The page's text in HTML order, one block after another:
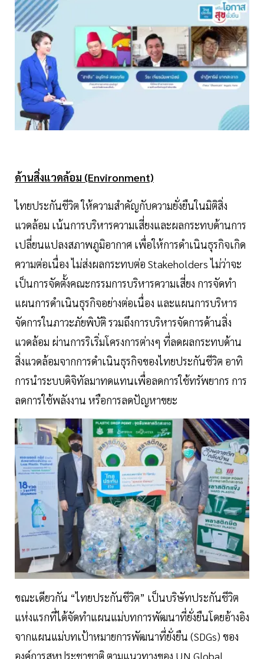
ด้านสิ่งแวดล้อม (Environment)
ไทยประกันชีวิต ให้ความสำคัญกับความยั่งยืนในมิติสิ่ง
แวดล้อม เน้นการบริหารความเสี่ยงและผลกระทบด้านการ
เปลี่ยนแปลงสภาพภูมิอากาศ เพื่อให้การดำเนินธุรกิจเกิด
ความต่อเนื่อง ไม่ส่งผลกระทบต่อ Stakeholders ไม่ว่าจะ
เป็นการจัดตั้งคณะกรรมการบริหารความเสี่ยง การจัดทำ
แผนการดำเนินธุรกิจอย่างต่อเนื่อง และแผนการบริหาร
จัดการในภาวะภัยพิบัติ รวมถึงการบริหารจัดการด้านสิ่ง
แวดล้อม ผ่านการริเริ่มโครงการต่างๆ ที่ลดผลกระทบด้าน
สิ่งแวดล้อมจากการดำเนินธุรกิจของไทยประกันชีวิต อาทิ
การนำระบบดิจิทัลมาทดแทนเพื่อลดการใช้ทรัพยากร การ
ลดการใช้พลังงาน หรือการลดปัญหาขยะ
ขณะเดียวกัน “ไทยประกันชีวิต” เป็นบริษัทประกันชีวิต
แห่งแรกที่ได้จัดทำแผนแม่บทการพัฒนาที่ยั่งยืนโดยอ้างอิง
จากแผนแม่บทเป้าหมายการพัฒนาที่ยั่งยืน (SDGs) ของ
องค์การสหประชาชาติ ตามแนวทางของ UN Global